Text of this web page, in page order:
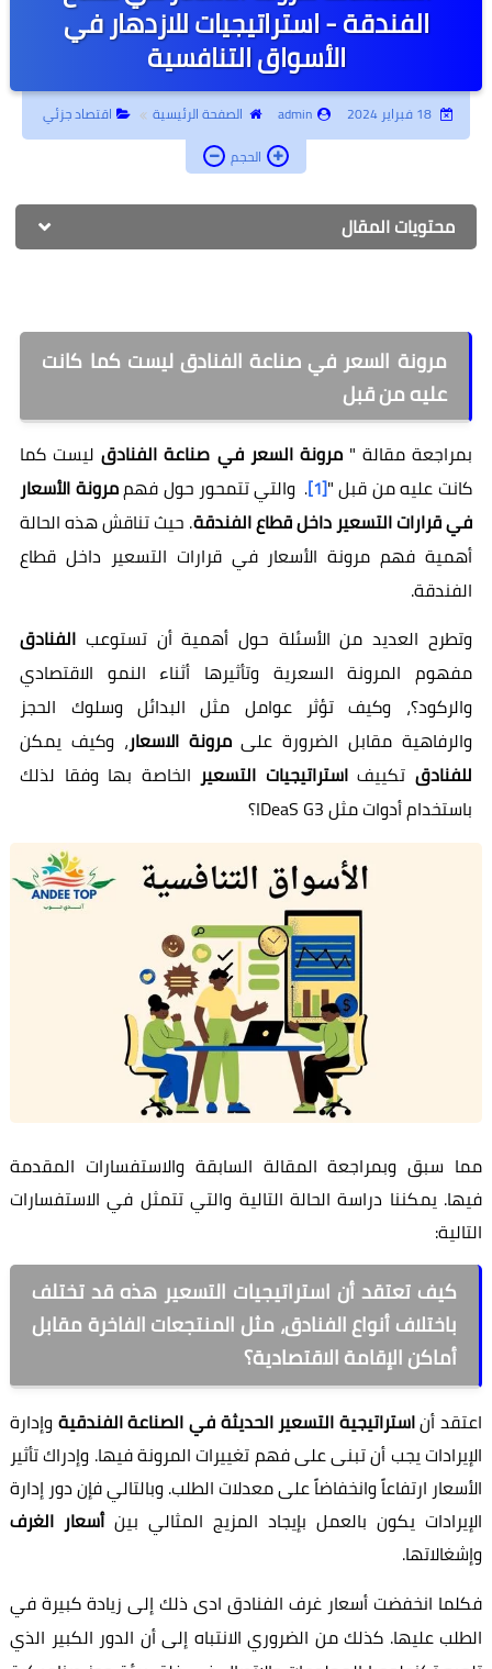
أبحاث جامعية
جامعة أونلاين
إدارة أعمال
كتب أطفال
الفندقة - استراتيجيات للازدهار في
الأسواق التنافسية
admin الصفحة الرئيسية
اقتصاد جزئي
الحجم
محتويات المقال
مرونة السعر في صناعة الفنادق ليست كما كانت
عليه من قبل
بمراجعة مقالة "مرونة السعر في صناعة الفنادقليست كما
كانت عليه من قبل "[1]
. والتي تتمحور حول فهممرونة الأسعار
في قرارات التسعير داخل قطاع الفندقة. حيث تناقش هذه الحالة
أهمية فهم مرونة الأسعار في قرارات التسعير داخل قطاع
الفندقة.
وتطرح العديد من الأسئلة حول أهمية أن تستوعب الفنادق
مفهوم المرونة السعرية وتأثيرها أثناء النمو الاقتصادي
والركود؟، وكيف تؤثر عوامل مثل البدائل وسلوك الحجز
والرفاهية مقابل الضرورة علىمرونة الاسعار، وكيف يمكن
للفنادق تكييفاستراتيجيات التسعير الخاصة بها وفقا لذلك
باستخدام أدوات مثل IDeaS G3؟
مما سبق وبمراجعة المقالة السابقة والاستفسارات المقدمة
فيها. يمكننا دراسة الحالة التالية والتي تتمثل في الاستفسارات
التالية:
كيف تعتقد أن استراتيجيات التسعير هذه قد تختلف
باختلاف أنواع الفنادق، مثل المنتجعات الفاخرة مقابل
أماكن الإقامة الاقتصادية؟
اعتقد أناستراتيجية التسعير الحديثة في الصناعة الفندقيةوإدارة
الإيرادات يجب أن تبنى على فهم تغييرات المرونة فيها. وإدراك تأثير
الأسعار ارتفاعاً وانخفاضاً على معدلات الطلب. وبالتالي فإن دور إدارة
الإيرادات يكون بالعمل بإيجاد المزيج المثالي بينأسعار الغرف
وإشغالاتها.
فكلما انخفضت أسعار غرف الفنادق ادى ذلك إلى زيادة كبيرة في
الطلب عليها. كذلك من الضروري الانتباه إلى أن الدور الكبير الذي